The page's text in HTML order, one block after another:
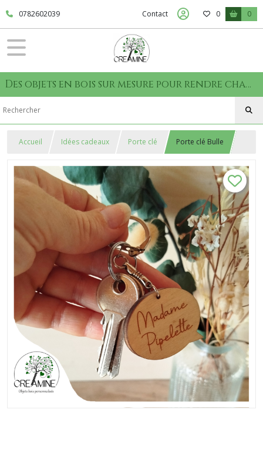
0782602039 Contact 0 0
Des objets en bois sur mesure pour rendre chaque moment unique
Accueil Idées cadeaux Porte clé Porte clé Bulle